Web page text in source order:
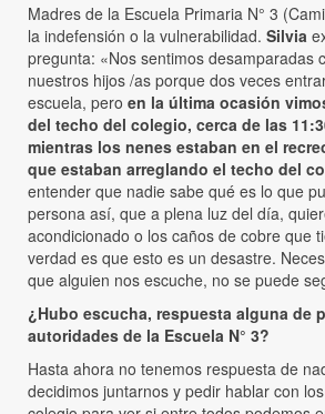
Madres de la Escuela Primaria N° 3
la indefensión o la vulnerabilidad. Silvia
pregunta: «Nos sentimos desamparadas
nuestros hijos /as porque dos veces
escuela, pero en la última ocasión
del techo del colegio, cerca de las
mientras los nenes estaban en el
que estaban arreglando el techo del
entender que nadie sabe qué es lo que
persona así, que a plena luz del día,
acondicionado o los caños de cobre que
verdad es que esto es un desastre.
que alguien nos escuche, no se puede
¿Hubo escucha, respuesta alguna de
autoridades de la Escuela N° 3?
Hasta ahora no tenemos respuesta de
decidimos juntarnos y pedir hablar con